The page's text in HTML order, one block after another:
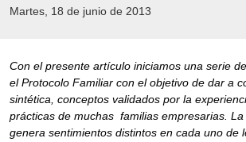
Martes, 18 de junio de 2013
Con el presente artículo iniciamos una serie
el Protocolo Familiar con el objetivo de dar a
sintética, conceptos validados por la
prácticas de muchas familias empresarias.
genera sentimientos distintos en cada uno de